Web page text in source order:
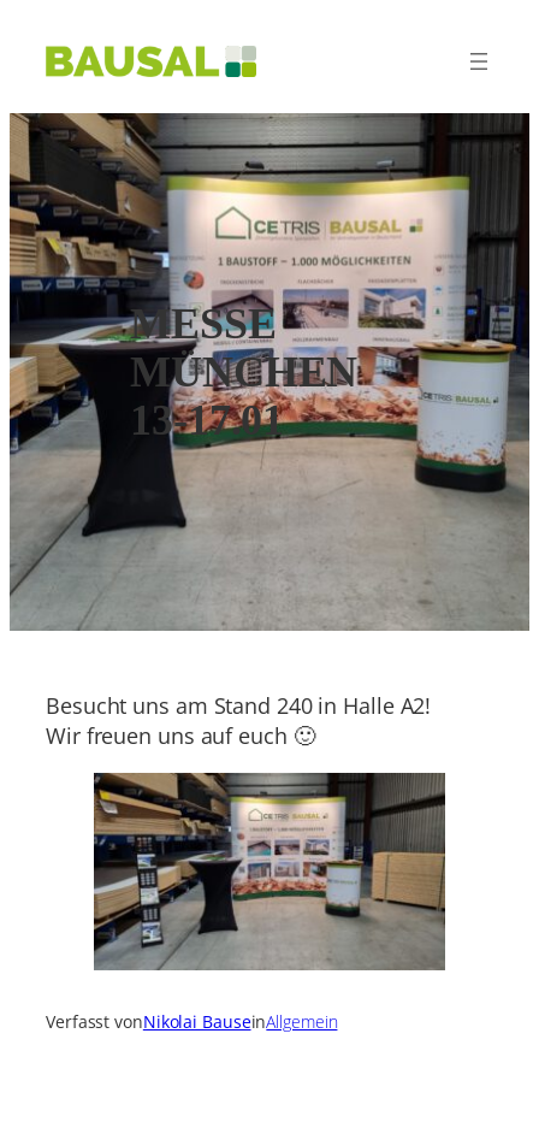
MESSE
MÜNCHEN
13-17.01
Besucht uns am Stand 240 in Halle A2!
Wir freuen uns auf euch 🙂
Verfasst vonNikolai BauseinAllgemein